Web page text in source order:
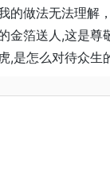
的做法无法理解
金箔送人,这是尊
,是怎么对待众生